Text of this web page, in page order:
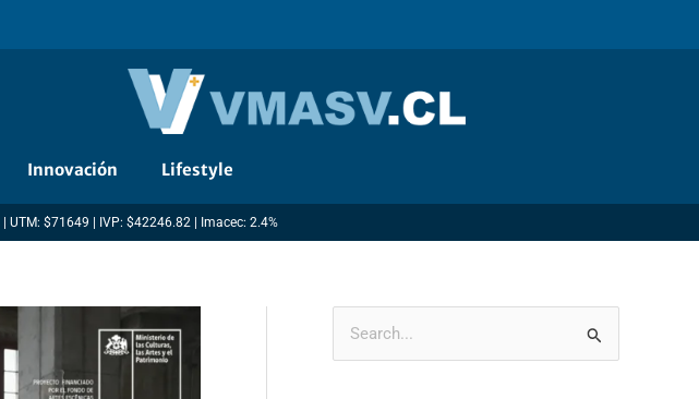
Innovación Lifestyle
UTM: $71649 | IVP: $42246.82 | Imacec: 2.4%